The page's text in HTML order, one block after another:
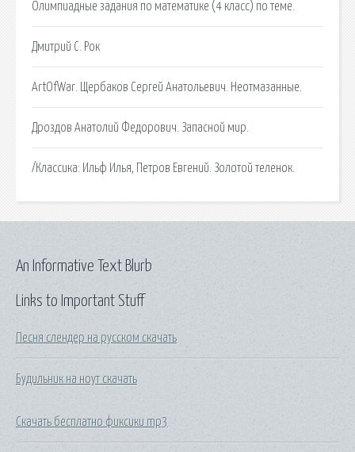
Олимпиадные задания по математике (4 класс) по теме.
Дмитрий C. Рок
ArtOfWar. Щербаков Сергей Анатольевич. Неотмазанные.
Дроздов Анатолий Федорович. Запасной мир.
/Классика: Ильф Илья, Петров Евгений. Золотой теленок.
Links to Important Stuff
Песня слендер на русском скачать
Будильник на ноут скачать
Скачать бесплатно фиксики mp3
An Informative Text Blurb